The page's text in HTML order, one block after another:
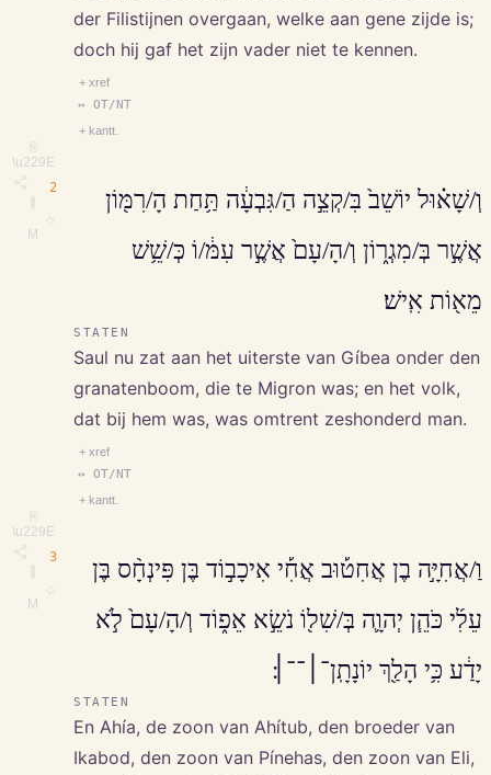
⎘
\u229E
M
der Filistijnen overgaan, welke aan gene zijde is;
doch hij gaf het zijn vader niet te kennen.
+ xref
↔ OT/NT
+ kantt.
2
⎘
\u229E
M
וְ/שָׁא֗וּל יוֹשֵׁב֙ בִּ/קְצֵ֣ה הַ/גִּבְעָ֔ה תַּ֥חַת הָ/רִמּ֖וֹן
אֲשֶׁ֣ר בְּ/מִגְר֑וֹן וְ/הָ/עָם֙ אֲשֶׁ֣ר עִמּ֔/וֹ כְּ/שֵׁ֥שׁ
מֵא֖וֹת אִֽישׁ׃
STATEN
Saul nu zat aan het uiterste van Gíbea onder den
granatenboom, die te Migron was; en het volk,
dat bij hem was, was omtrent zeshonderd man.
+ xref
↔ OT/NT
+ kantt.
3
וַ/אֲחִיָּ֣ה בֶן אֲחִט֡וּב אֲחִ֡י אִיכָב֣וֹד בֶּן פִּינְחָ֨ס בֶּן
עֵלִ֜י כֹּהֵ֧ן יְהוָ֛ה בְּ/שִׁל֖וֹ נֹשֵׂ֣א אֵפ֑וֹד וְ/הָ/עָם֙ לֹ֣א
יָדַ֔ע כִּ֥י הָלַ֖ךְ יוֹנָתָֽן־׀־־׀׃
STATEN
En Ahía, de zoon van Ahítub, den broeder van
Ikabod, den zoon van Pínehas, den zoon van Eli,